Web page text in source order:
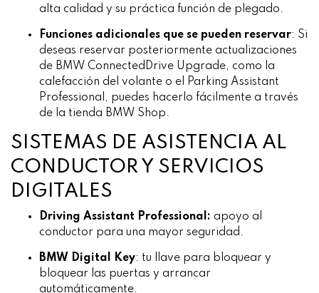
alta calidad y su práctica función de plegado.
Funciones adicionales que se pueden reservar: Si
deseas reservar posteriormente actualizaciones
de BMW ConnectedDrive Upgrade, como la
calefacción del volante o el Parking Assistant
Professional, puedes hacerlo fácilmente a través
de la tienda BMW Shop.
SISTEMAS DE ASISTENCIA AL
CONDUCTOR Y SERVICIOS
DIGITALES
Driving Assistant Professional: apoyo al
conductor para una mayor seguridad.
BMW Digital Key: tu llave para bloquear y
bloquear las puertas y arrancar
automáticamente.